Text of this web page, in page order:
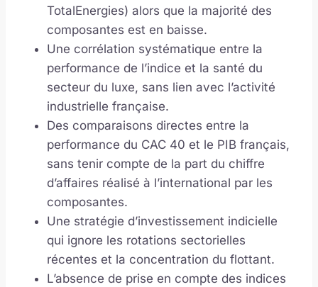
TotalEnergies) alors que la majorité des
composantes est en baisse.
Une corrélation systématique entre la
performance de l’indice et la santé du
secteur du luxe, sans lien avec l’activité
industrielle française.
Des comparaisons directes entre la
performance du CAC 40 et le PIB français,
sans tenir compte de la part du chiffre
d’affaires réalisé à l’international par les
composantes.
Une stratégie d’investissement indicielle
qui ignore les rotations sectorielles
récentes et la concentration du flottant.
L’absence de prise en compte des indices